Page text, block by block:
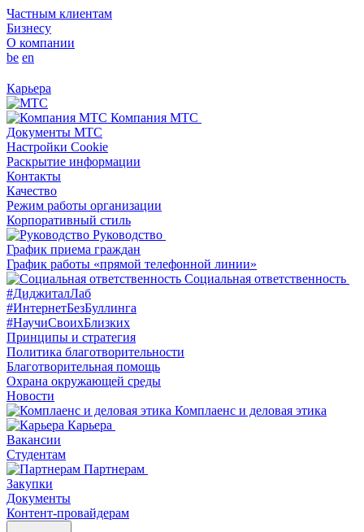
Частным клиентам
Бизнесу
О компании
be en
Карьера
Компания МТС
Документы МТС
Настройки Cookie
Раскрытие информации
Контакты
Качество
Режим работы организации
Корпоративный стиль
Руководство
График приема граждан
График работы «прямой телефонной линии»
Социальная ответственность
#ДиджиталЛаб
#ИнтернетБезБуллинга
#НаучиСвоихБлизких
Принципы и стратегия
Политика благотворительности
Благотворительная помощь
Охрана окружающей среды
Новости
Комплаенс и деловая этика
Карьера
Вакансии
Студентам
Партнерам
Закупки
Документы
Контент-провайдерам